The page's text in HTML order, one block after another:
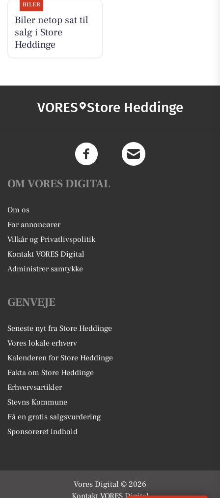
BILER
Biler netop sat til
salg i Store
Heddinge
VORES Store Heddinge
OM VORES DIGITAL
Om os
For annoncører
Vilkår og Privatlivspolitik
Kontakt VORES Digital
Administrer samtykke
GENVEJE
Seneste nyt fra Store Heddinge
Vores lokale erhverv
Kalenderen for Store Heddinge
Fakta om Store Heddinge
Erhvervsartikler
Stevns Kommune
Få en gratis salgsvurdering
Sponsoreret indhold
Vores Digital © 2026